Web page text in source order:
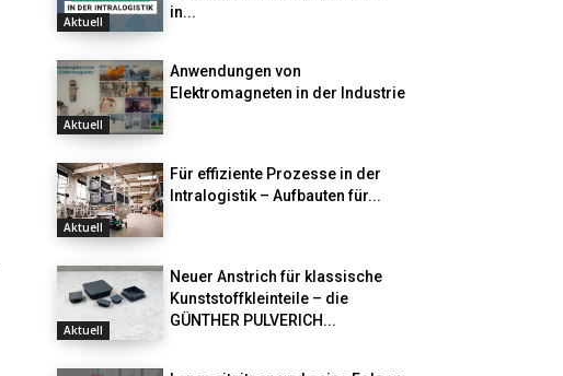
Aktuell
in...
Aktuell
Anwendungen von
Elektromagneten in der Industrie
Aktuell
Für effiziente Prozesse in der
Intralogistik – Aufbauten für...
Aktuell
Neuer Anstrich für klassische
Kunststoffkleinteile – die
GÜNTHER PULVERICH...